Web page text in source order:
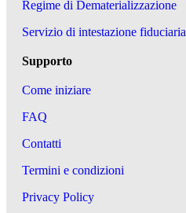
Regime di Dematerializzazione
Servizio di intestazione fiduciaria
Supporto
Come iniziare
FAQ
Contatti
Termini e condizioni
Privacy Policy